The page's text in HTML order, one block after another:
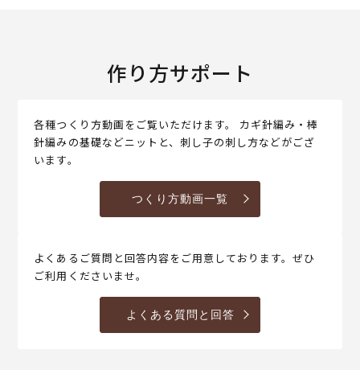
作り方サポート
各種つくり方動画をご覧いただけます。 カギ針編み・棒
針編みの基礎などニットと、刺し子の刺し方などがござ
います。
つくり方動画一覧
よくあるご質問と回答内容をご用意しております。ぜひ
ご利用くださいませ。
よくある質問と回答